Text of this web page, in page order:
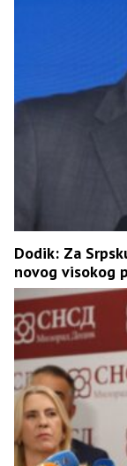
Dodik: Za
novog visokog